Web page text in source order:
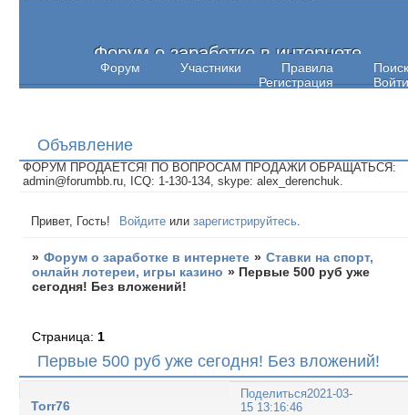
Форум о заработке в интернете
Форум Участники Правила
Поиск
Регистрация
Войти
Объявление
ФОРУМ ПРОДАЕТСЯ! ПО ВОПРОСАМ ПРОДАЖИ ОБРАЩАТЬСЯ:
admin@forumbb.ru, ICQ: 1-130-134, skype: alex_derenchuk.
Привет, Гость! Войдите илизарегистрируйтесь
» Форум о заработке в интернете » Ставки на спорт,
онлайн лотереи, игры казино » Первые 500 руб уже
сегодня! Без вложений!
Первые 500 руб уже сегодня! Без вложений!
Страница: 1
Поделиться2021-03-
15 13:16:46
Torr76